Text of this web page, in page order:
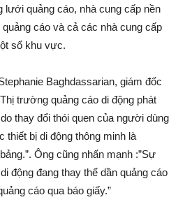
lưới quảng cáo, nhà cung cấp nền
cáo và cả các nhà cung cấp
số khu vực.
Baghdassarian, giám đốc
trường quảng cáo di động phát
thay đổi thói quen của người dùng
thiết bị di động thông minh là
Ông cũng nhấn mạnh :”Sự
động đang thay thế dần quảng cáo
cáo qua báo giấy.”